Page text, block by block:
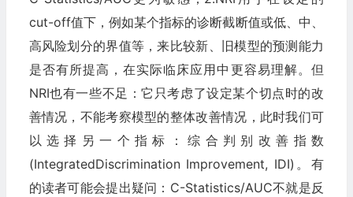
cut-off值下，例如某个指标的诊断截断值或低、中、
高风险划分的界值等，来比较新、旧模型的预测能力
是否有所提高，在实际临床应用中更容易理解。但
NRI也有一些不足：它只考虑了设定某个切点时的改
善情况，不能考察模型的整体改善情况，此时我们可
以选择另一个指标：综合判别改善指数
(IntegratedDiscrimination Improvement, IDI)。有
的读者可能会提出疑问：C-Statistics/AUC不就是反